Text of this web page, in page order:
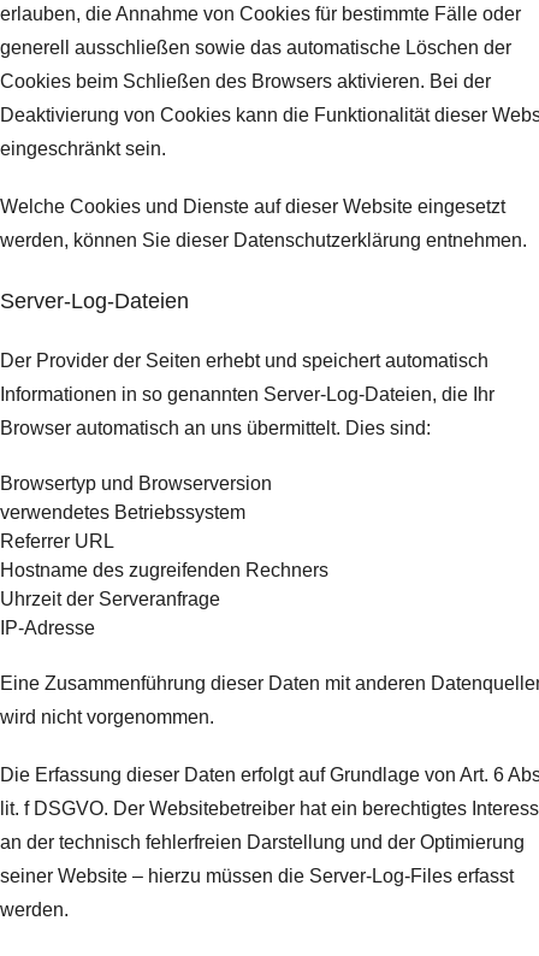
erlauben, die Annahme von Cookies für bestimmte Fälle oder
generell ausschließen sowie das automatische Löschen der
Cookies beim Schließen des Browsers aktivieren. Bei der
Deaktivierung von Cookies kann die Funktionalität dieser
eingeschränkt sein.
Welche Cookies und Dienste auf dieser Website eingesetzt
werden, können Sie dieser Datenschutzerklärung entnehmen.
Server-Log-Dateien
Der Provider der Seiten erhebt und speichert automatisch
Informationen in so genannten Server-Log-Dateien, die Ihr
Browser automatisch an uns übermittelt. Dies sind:
Browsertyp und Browserversion
verwendetes Betriebssystem
Referrer URL
Hostname des zugreifenden Rechners
Uhrzeit der Serveranfrage
IP-Adresse
Eine Zusammenführung dieser Daten mit anderen
wird nicht vorgenommen.
Die Erfassung dieser Daten erfolgt auf Grundlage von Art. 6
lit. f DSGVO. Der Websitebetreiber hat ein berechtigtes
an der technisch fehlerfreien Darstellung und der Optimierung
seiner Website – hierzu müssen die Server-Log-Files erfasst
werden.